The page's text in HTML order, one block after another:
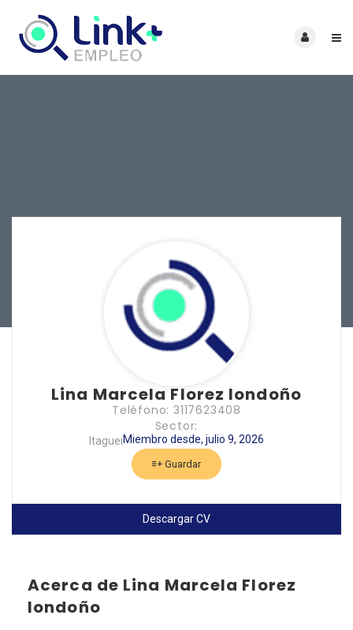
Lina Marcela Florez londoño
Teléfono: 3117623408
Sector:
ItagueiMiembro desde, julio 9, 2026
Guardar
Descargar CV
Acerca de Lina Marcela Florez
londoño